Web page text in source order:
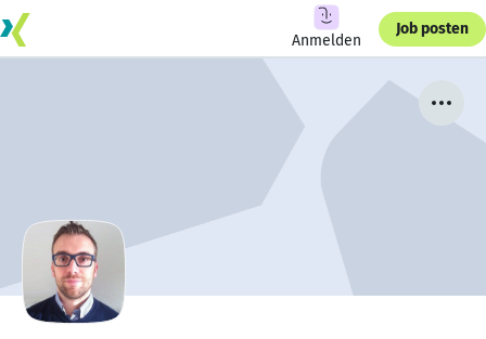
Anmelden
Job posten